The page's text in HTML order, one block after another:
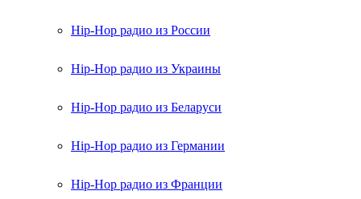
Hip-Hop радио из России
Hip-Hop радио из Украины
Hip-Hop радио из Беларуси
Hip-Hop радио из Германии
Hip-Hop радио из Франции